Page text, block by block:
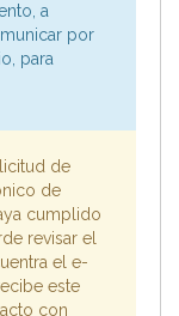
a
por
para
de
de
cumplido
revisar el
el e-
este
con